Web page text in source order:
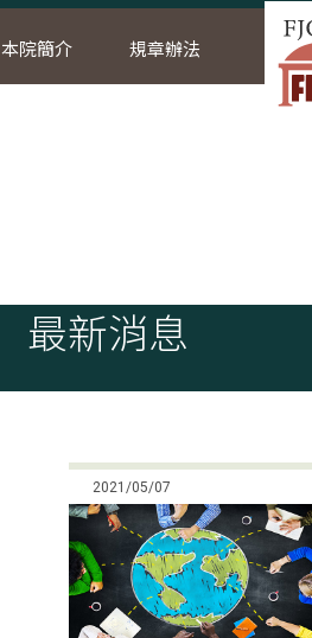
本院簡介 規章辦法
最新消息
2021/05/07